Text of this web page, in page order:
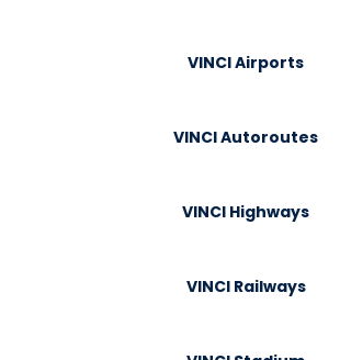
VINCI Airports
VINCI Autoroutes
VINCI Highways
VINCI Railways